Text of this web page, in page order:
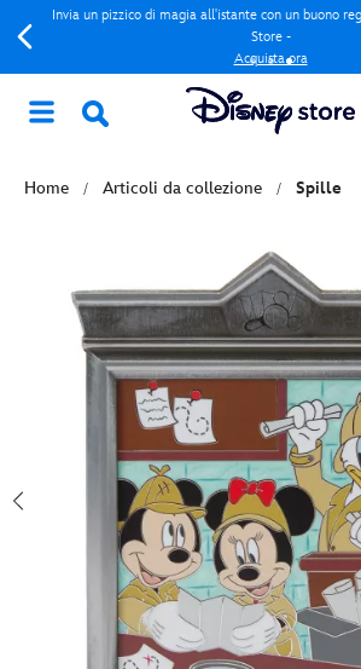
Invia un pizzico di magia all'istante con un buono
Store -
Acquista ora
Home Articoli da collezione Spille